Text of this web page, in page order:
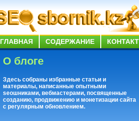
ГЛАВНАЯ СОДЕРЖАНИЕ
О блоге
Здесь собраны избранные статьи и
материалы, написанные опытными
seoшниками, вебмастерами, посвященные
созданию, продвижению и монетизации сайта
с регулярным обновлением.